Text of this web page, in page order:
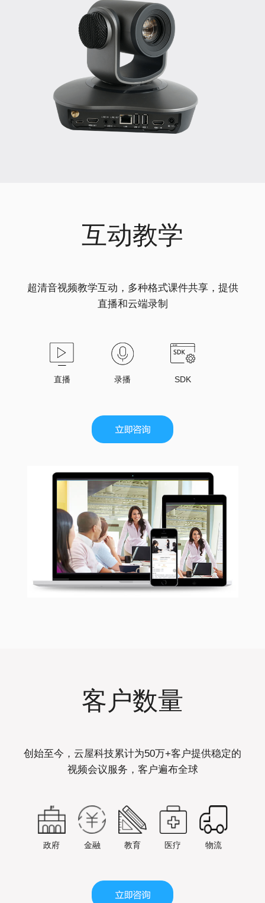
互动教学
超清音视频教学互动，多种格式课件共享，提供
直播和云端录制
直播 录播 SDK
客户数量
创始至今，云屋科技累计为50万+客户提供稳定的
视频会议服务，客户遍布全球
政府 金融 教育 医疗 物流